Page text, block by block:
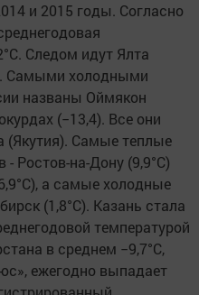
и 2015 годы. Согласно
Следом идут Ялта
Самыми холодными
названы Оймякон
(−13,4). Все они
(Якутия). Самые теплые
Ростов-на-Дону (9,9°С)
а самые холодные
(1,8°С). Казань стала
температурой
в среднем −9,7°С,
ежегодно выпадает